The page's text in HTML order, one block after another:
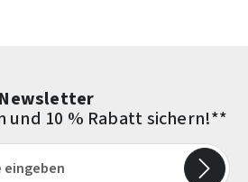
Newsletter
10 % Rabatt sichern!**